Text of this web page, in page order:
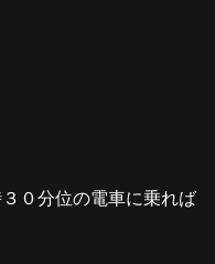
０分位の電車に乗れば